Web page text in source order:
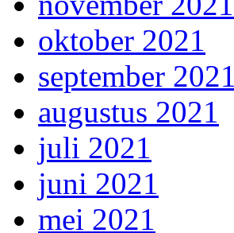
oktober 2021
september 2021
augustus 2021
juli 2021
juni 2021
mei 2021